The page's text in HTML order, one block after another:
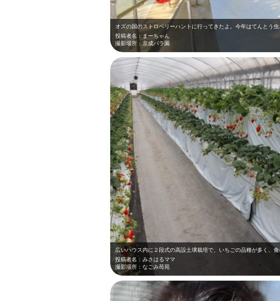
投稿者名：まーちゃん
撮影場所：京成バラ園
投稿者名：みさはるママ
撮影場所：なごみ苺苑